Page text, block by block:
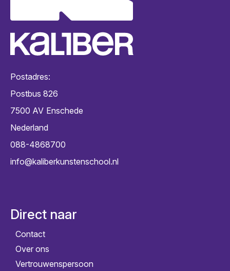
Postadres:
Postbus 826
7500 AV Enschede
Nederland
088-4868700
info@kaliberkunstenschool.nl
Direct naar
Contact
Over ons
Vertrouwenspersoon